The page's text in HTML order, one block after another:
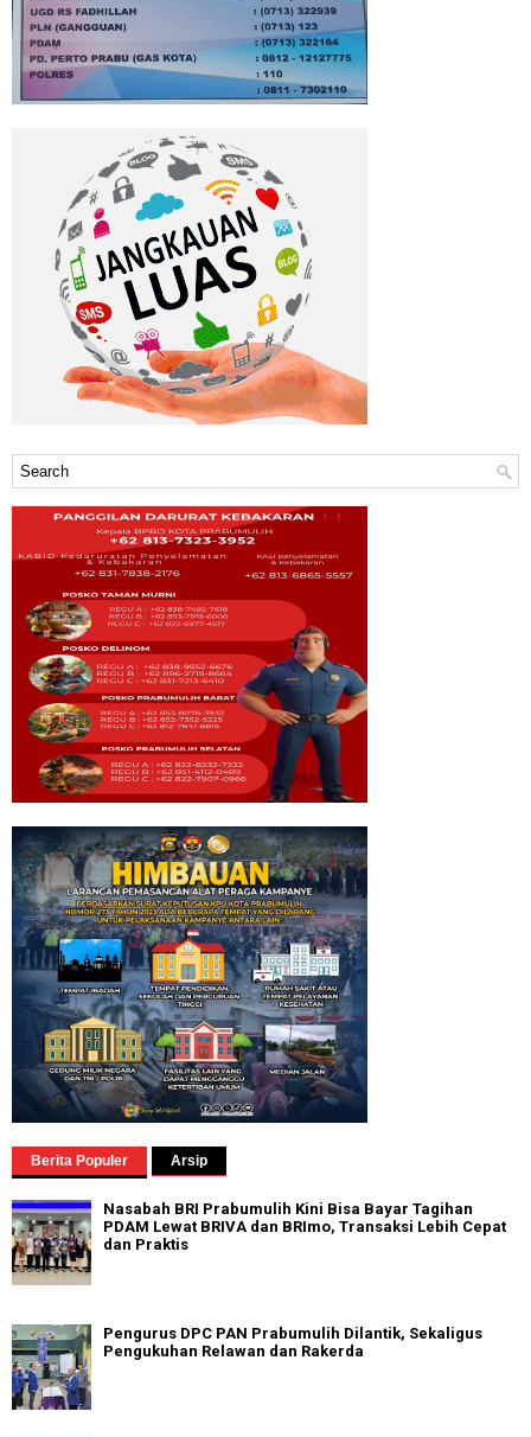
Berita Populer Arsip
Nasabah BRI Prabumulih Kini Bisa Bayar Tagihan
PDAM Lewat BRIVA dan BRImo, Transaksi Lebih Cepat
dan Praktis
Pengurus DPC PAN Prabumulih Dilantik, Sekaligus
Pengukuhan Relawan dan Rakerda